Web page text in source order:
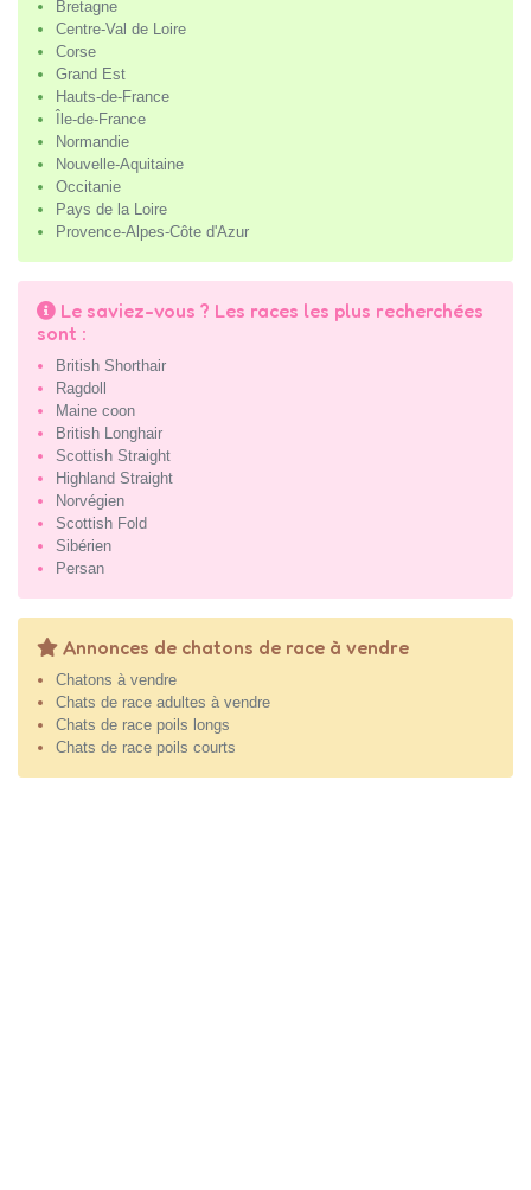
Bretagne
Centre-Val de Loire
Corse
Grand Est
Hauts-de-France
Île-de-France
Normandie
Nouvelle-Aquitaine
Occitanie
Pays de la Loire
Provence-Alpes-Côte d'Azur
Le saviez-vous ? Les races les plus recherchées
sont :
British Shorthair
Ragdoll
Maine coon
British Longhair
Scottish Straight
Highland Straight
Norvégien
Scottish Fold
Sibérien
Persan
Annonces de chatons de race à vendre
Chatons à vendre
Chats de race adultes à vendre
Chats de race poils longs
Chats de race poils courts